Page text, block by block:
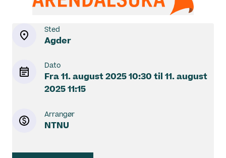
Sted
Agder
Dato
Fra11. august 202510:30 til 11. august
202511:15
Arrangør
NTNU